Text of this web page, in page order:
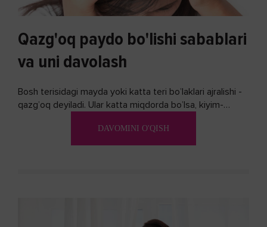
Qazg'oq paydo bo'lishi sabablari
va uni davolash
Bosh terisidagi mayda yoki katta teri bo’laklari ajralishi -
qazg’oq deyiladi. Ular katta miqdorda bo’lsa, kiyim-
DAVOMINI O'QISH